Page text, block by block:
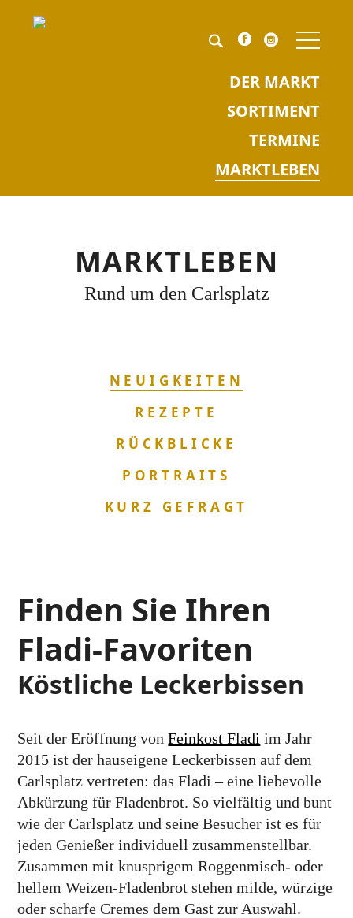
DER MARKT
SORTIMENT
TERMINE
MARKTLEBEN
Pflichtfeld
Keyword *
MARKTLEBEN
Rund um den Carlsplatz
NAVIGATION
ÜBERSPRINGEN
NEUIGKEITEN
REZEPTE
RÜCKBLICKE
PORTRAITS
KURZ GEFRAGT
Finden Sie Ihren
Fladi-Favoriten
Köstliche Leckerbissen
Seit der Eröffnung vonFeinkost Fladi im Jahr
2015 ist der hauseigene Leckerbissen auf dem
Carlsplatz vertreten: das Fladi – eine liebevolle
Abkürzung für Fladenbrot. So vielfältig und bunt
wie der Carlsplatz und seine Besucher ist es für
jeden Genießer individuell zusammen­stellbar.
Zusammen mit knusprigem Roggenmisch- oder
hellem Weizen-Fladenbrot stehen milde, würzige
oder scharfe Cremes dem Gast zur Auswahl.